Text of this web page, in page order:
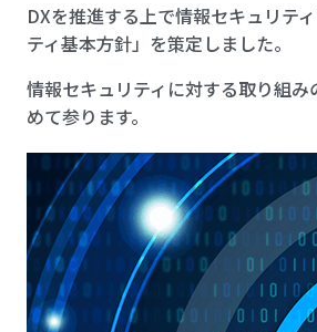
DXを推進する上で情報セキュリティを重要課題であると認識し、「応用地質グループ情報セキュリ
ティ基本方針」を策定しました。
情報セキュリティに対する取り組みの推進及び体制を強化し、継続的な改善を進め、情報の保護に努
めて参ります。